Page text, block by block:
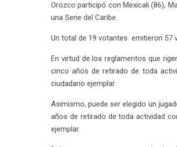
Orozco participó con Mexicali (86),
una Serie del Caribe.
Un total de 19 votantes emitieron 57
En virtud de los reglamentos que
cinco años de retirado de toda
ciudadano ejemplar.
Asimismo, puede ser elegido un
años de retirado de toda actividad
ejemplar.